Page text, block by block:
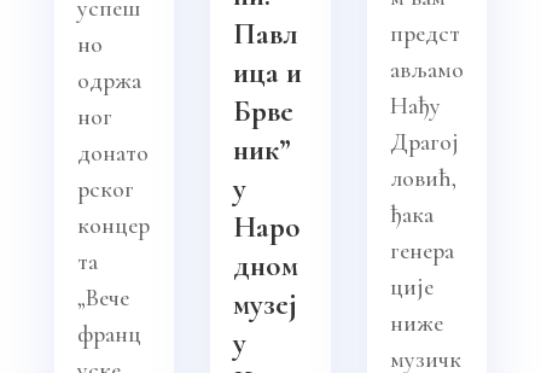
успеш
но
одржа
ног
донато
рског
концер
та
„Вече
франц
Павл
ица и
Брве
ник”
у
Наро
дном
музеј
у
предст
ављамо
Нађу
Драгој
ловић,
ђака
генера
ције
ниже
музичк